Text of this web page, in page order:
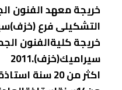
التشكیلی فرع
خریجة كلیةالفنون
سیرامیك(خزف).2011
اكثر من 20